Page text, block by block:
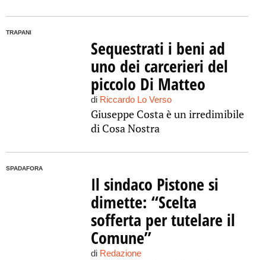
TRAPANI
Sequestrati i beni ad
uno dei carcerieri del
piccolo Di Matteo
di Riccardo Lo Verso
Giuseppe Costa è un irredimibile
di Cosa Nostra
SPADAFORA
Il sindaco Pistone si
dimette: “Scelta
sofferta per tutelare il
Comune”
di Redazione